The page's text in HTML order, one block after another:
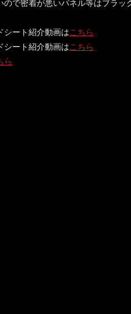
で密着が悪いパネル等はブラッ
シート紹介動画はこちら
シート紹介動画はこちら
ら